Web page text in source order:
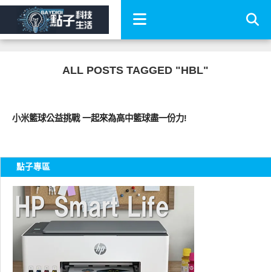
ALL POSTS TAGGED "HBL"
小米籃球公益挑戰 一起來為高中籃球盡一份力!
點子專區